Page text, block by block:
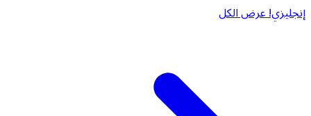
إنجليزي! عرض الكل